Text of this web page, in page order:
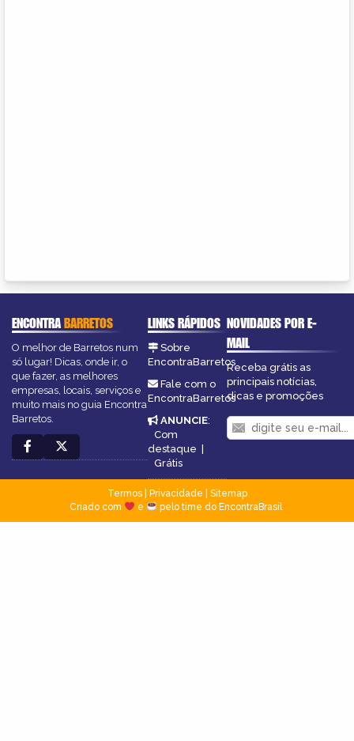
ENCONTRABARRETOS
O melhor de Barretos num
só lugar! Dicas, onde ir, o
que fazer, as melhores
empresas, locais, serviços e
muito mais no guia Encontra
Barretos.
LINKS RÁPIDOS
Sobre
EncontraBarretos
Fale com o
EncontraBarretos
ANUNCIE:
Com
destaque |
Grátis
NOVIDADES POR E-
MAIL
Receba grátis as
principais notícias,
dicas e promoções
Termos| Privacidade
Sitemap
Criado com
e pelo time do EncontraBrasil